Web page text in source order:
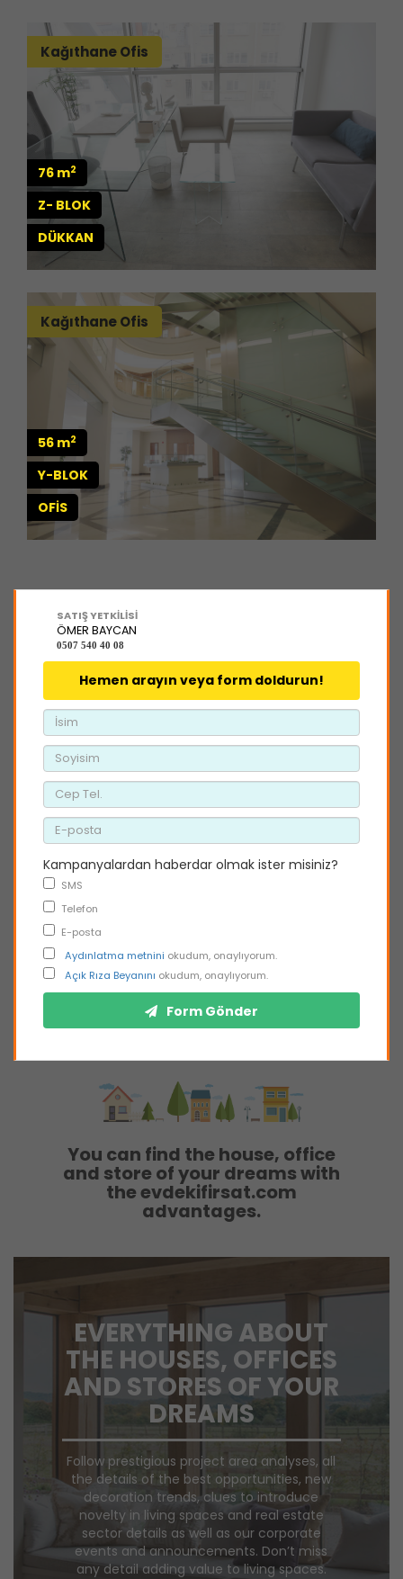
Kağıthane Ofis
76 m2
Z- BLOK
DÜKKAN
Kağıthane Ofis
56 m2
Y-BLOK
OFİS
SATIŞ YETKİLİSİ
ÖMER BAYCAN
0507 540 40 08
Hemen arayın veya form doldurun!
Kampanyalardan haberdar olmak ister misiniz?
SMS
Telefon
E-posta
Aydınlatma metnini okudum, onaylıyorum.
Açık Rıza Beyanını okudum, onaylıyorum.
Form Gönder
You can find the house, office
and store of your dreams with
the evdekifirsat.com
advantages.
EVERYTHING ABOUT
THE HOUSES, OFFICES
AND STORES OF YOUR
DREAMS
Follow prestigious project area analyses, all
the details of the best opportunities, new
decoration trends, clues to introduce
novelty in living spaces and real estate
sector details as well as our corporate
events and announcements. Don’t miss
any detail adding value to living spaces.